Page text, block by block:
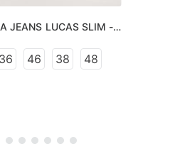
JEANS LUCAS SLIM -
36 46 38 48